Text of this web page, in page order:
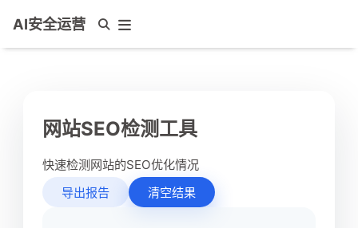
AI安全运营
网站SEO检测工具
快速检测网站的SEO优化情况
导出报告
清空结果